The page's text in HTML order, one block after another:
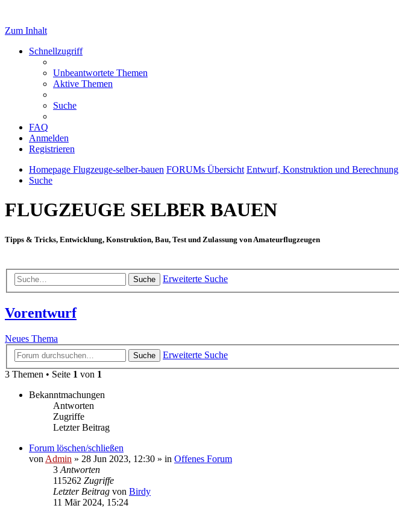
Zum Inhalt
Schnellzugriff
Unbeantwortete Themen
Aktive Themen
Suche
FAQ
Anmelden
Registrieren
Homepage Flugzeuge-selber-bauen FORUMs Übersicht Entwurf, Konstruktion und Berechnung
Suche
FLUGZEUGE SELBER BAUEN
Tipps & Tricks, Entwicklung, Konstruktion, Bau, Test und Zulassung von Amateurflugzeugen
Suche Erweiterte Suche
Vorentwurf
Neues Thema
Suche
Erweiterte Suche
3 Themen • Seite 1 von 1
Bekanntmachungen
Antworten
Zugriffe
Letzter Beitrag
Forum löschen/schließen
von Admin » 28 Jun 2023, 12:30 » in Offenes Forum
3 Antworten
115262 Zugriffe
Letzter Beitrag von Birdy
11 Mär 2024, 15:24